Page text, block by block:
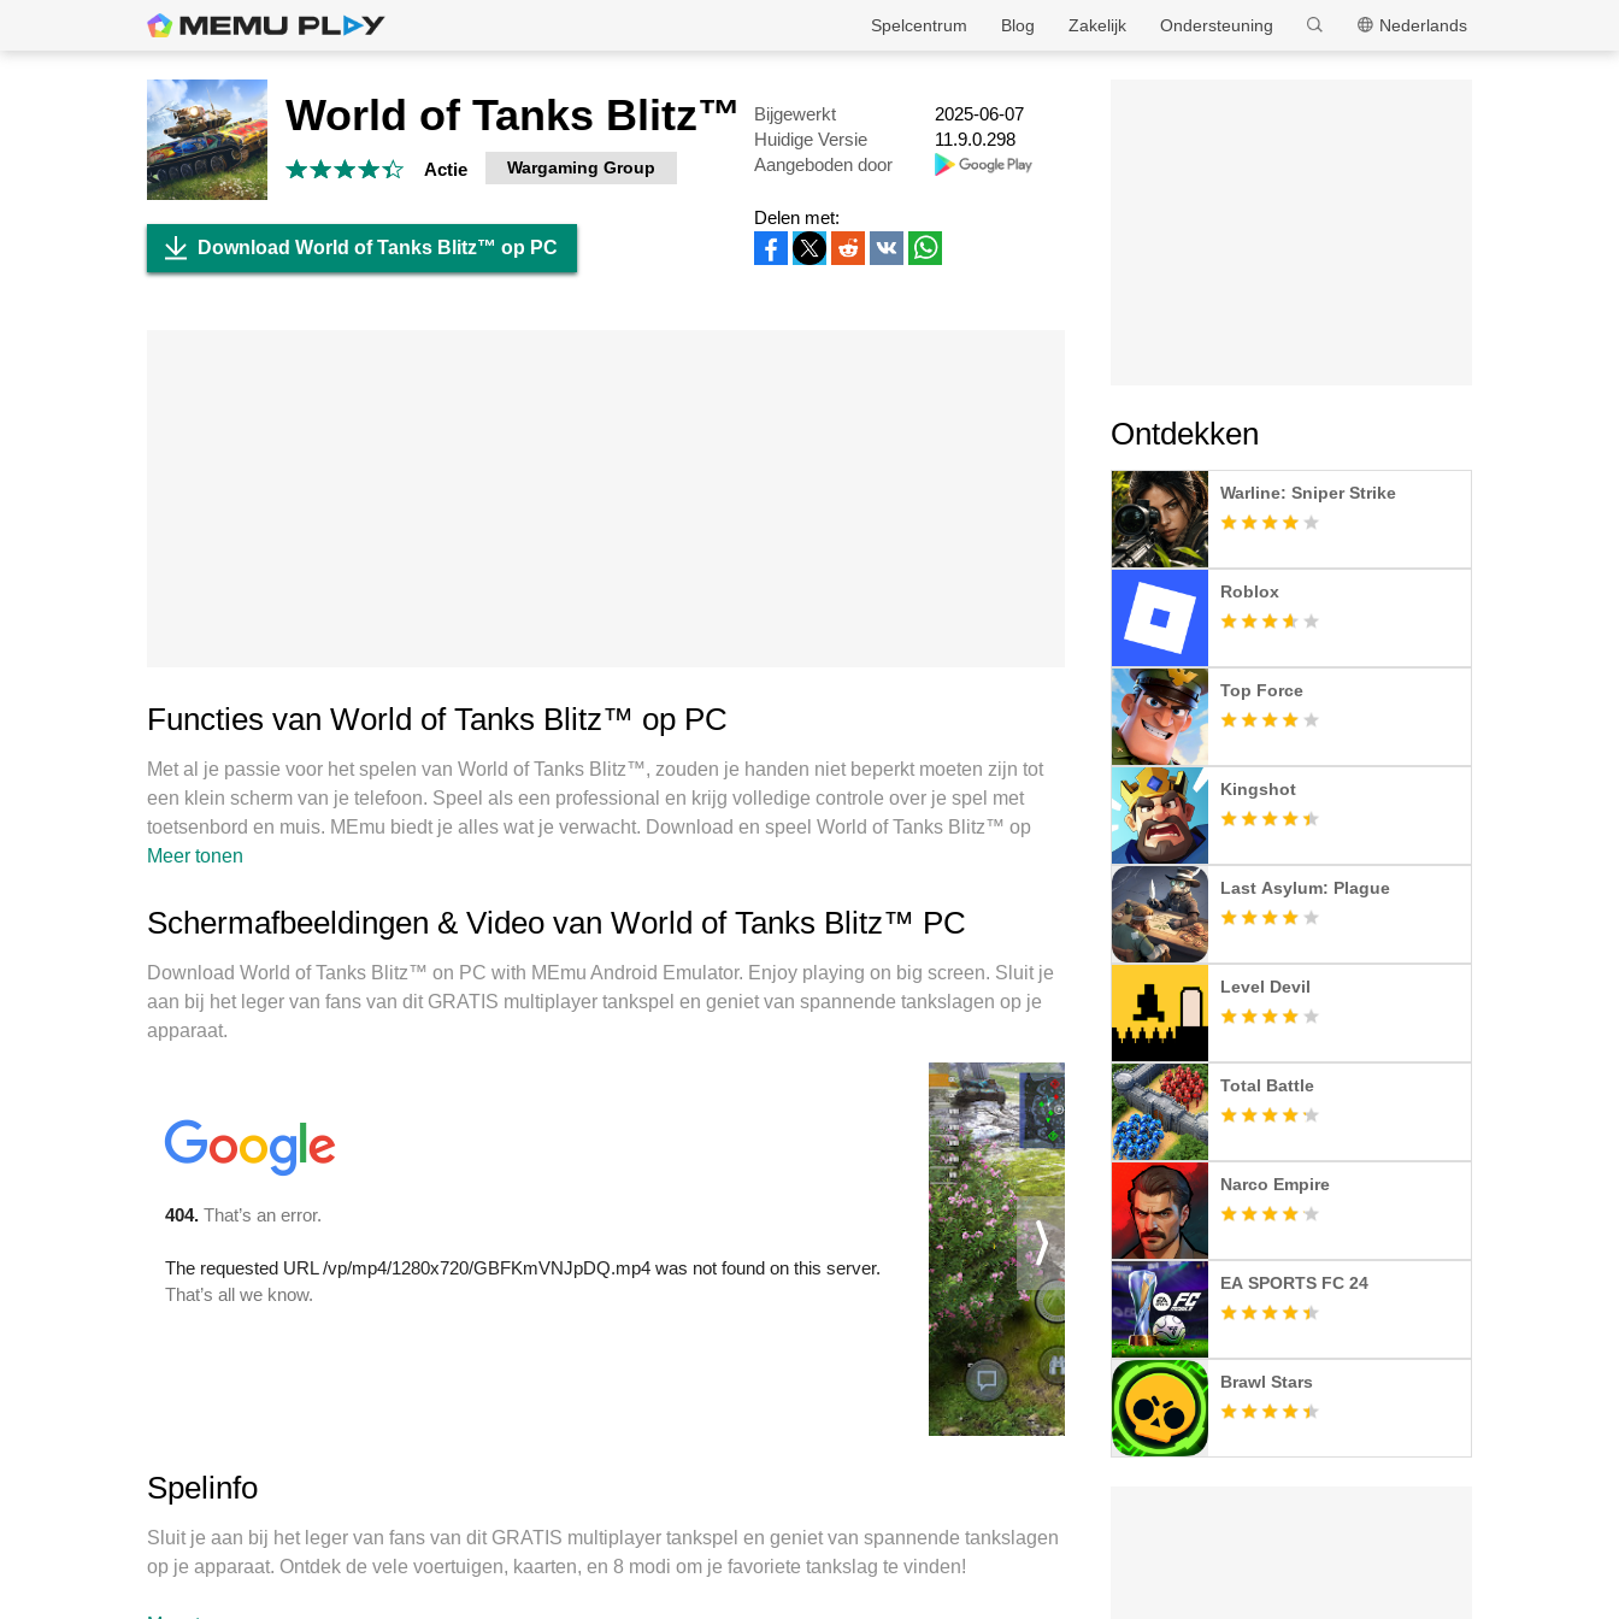
MEmu
Nederlands
Ondersteuning
Zakelijk
Blog
Spelcentrum
World of Tanks Blitz™
Actie Wargaming Group
Bijgewerkt
2025-06-07
Huidige Versie
11.9.0.298
Aangeboden door
Download World of Tanks Blitz™ op PC
Delen met:
Functies van World of Tanks Blitz™ op PC
Met al je passie voor het spelen van World of Tanks Blitz™, zouden je handen niet beperkt moeten zijn tot
een klein scherm van je telefoon. Speel als een professional en krijg volledige controle over je spel met
toetsenbord en muis. MEmu biedt je alles wat je verwacht. Download en speel World of Tanks Blitz™ op
PC. Speel zo lang als je wilt, geen beperkingen meer van batterij, mobiele data en storende oproepen. De
expertise, maakt het uitmuntende vooraf ingestelde keymapping systeem van World of Tanks Blitz™ een
echt PC-spel. MEmu multi-instance manager maakt het spelen van 2 of meer accounts op hetzelfde
apparaat mogelijk. En het belangrijkste, onze exclusieve emulatie-engine kan het volledige potentieel van
je PC benutten, waardoor alles soepel verloopt.
Meer tonen
Schermafbeeldingen & Video van World of Tanks Blitz™ PC
Download World of Tanks Blitz™ on PC with MEmu Android Emulator. Enjoy playing on big screen. Sluit je
aan bij het leger van fans van dit GRATIS multiplayer tankspel en geniet van spannende tankslagen op je
apparaat.
Spelinfo
Sluit je aan bij het leger van fans van dit GRATIS multiplayer tankspel en geniet van spannende tankslagen
op je apparaat. Ontdek de vele voertuigen, kaarten, en 8 modi om je favoriete tankslag te vinden!
Ontdekken
Warline: Sniper Strike
Roblox
Top Force
Kingshot
Last Asylum: Plague
Level Devil
Total Battle
Narco Empire
EA SPORTS FC 24
Brawl Stars